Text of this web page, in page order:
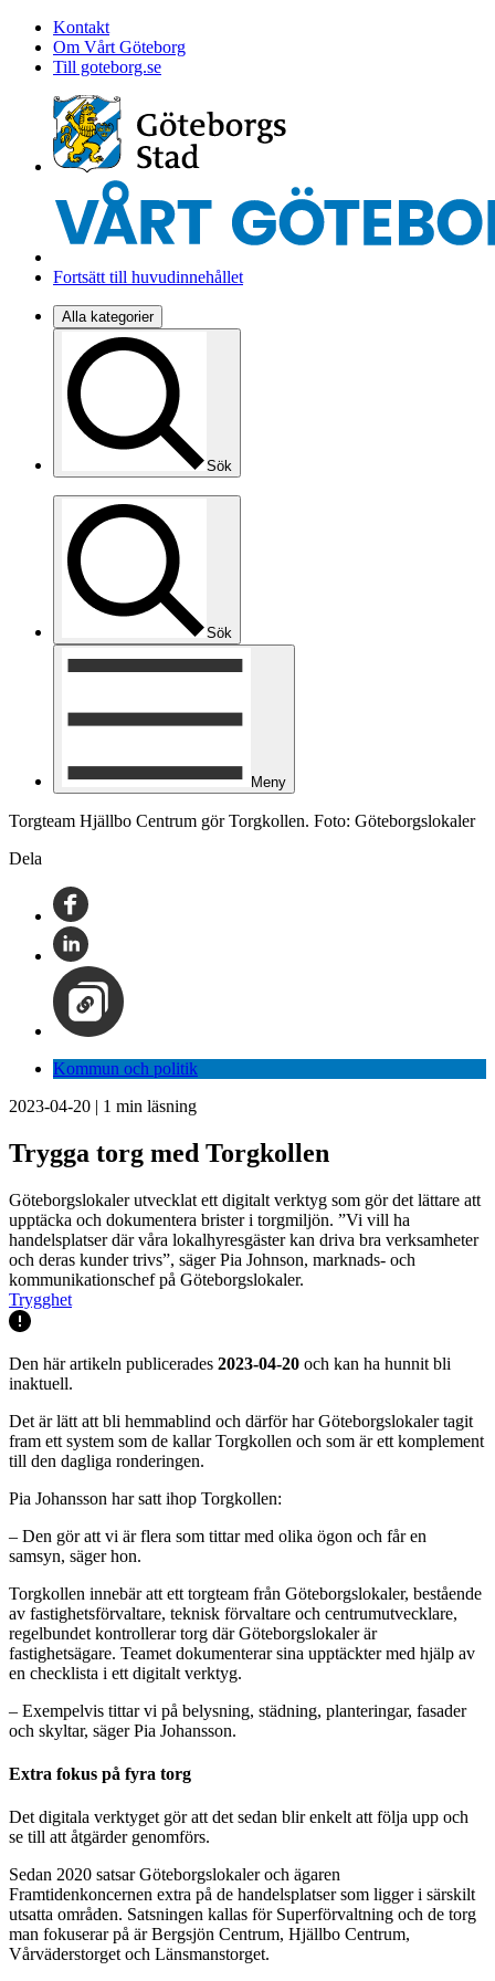
Kontakt
Om Vårt Göteborg
Till goteborg.se
Fortsätt till huvudinnehållet
Alla kategorier
Sök
Sök
Meny
Torgteam Hjällbo Centrum gör Torgkollen. Foto: Göteborgslokaler
Dela
Kommun och politik
2023-04-20 | 1 min läsning
Trygga torg med Torgkollen
Göteborgslokaler utvecklat ett digitalt verktyg som gör det lättare att
upptäcka och dokumentera brister i torgmiljön. ”Vi vill ha
handelsplatser där våra lokalhyresgäster kan driva bra verksamheter
och deras kunder trivs”, säger Pia Johnson, marknads- och
kommunikationschef på Göteborgslokaler.
Trygghet
Den här artikeln publicerades 2023-04-20 och kan ha hunnit bli
inaktuell.
Det är lätt att bli hemmablind och därför har Göteborgslokaler tagit
fram ett system som de kallar Torgkollen och som är ett komplement
till den dagliga ronderingen.
Pia Johansson har satt ihop Torgkollen:
– Den gör att vi är flera som tittar med olika ögon och får en
samsyn, säger hon.
Torgkollen innebär att ett torgteam från Göteborgslokaler, bestående
av fastighetsförvaltare, teknisk förvaltare och centrumutvecklare,
regelbundet kontrollerar torg där Göteborgslokaler är
fastighetsägare. Teamet dokumenterar sina upptäckter med hjälp av
en checklista i ett digitalt verktyg.
– Exempelvis tittar vi på belysning, städning, planteringar, fasader
och skyltar, säger Pia Johansson.
Extra fokus på fyra torg
Det digitala verktyget gör att det sedan blir enkelt att följa upp och
se till att åtgärder genomförs.
Sedan 2020 satsar Göteborgslokaler och ägaren
Framtidenkoncernen extra på de handelsplatser som ligger i särskilt
utsatta områden. Satsningen kallas för Superförvaltning och de torg
man fokuserar på är Bergsjön Centrum, Hjällbo Centrum,
Vårväderstorget och Länsmanstorget.